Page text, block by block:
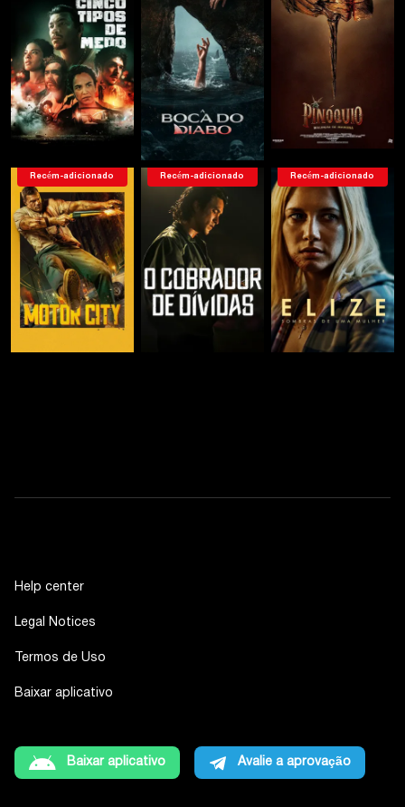
Recém-adicionado Recém-adicionado Recém-adicionado
Help center
Legal Notices
Termos de Uso
Baixar aplicativo
Baixar aplicativo Avalie a aprovação